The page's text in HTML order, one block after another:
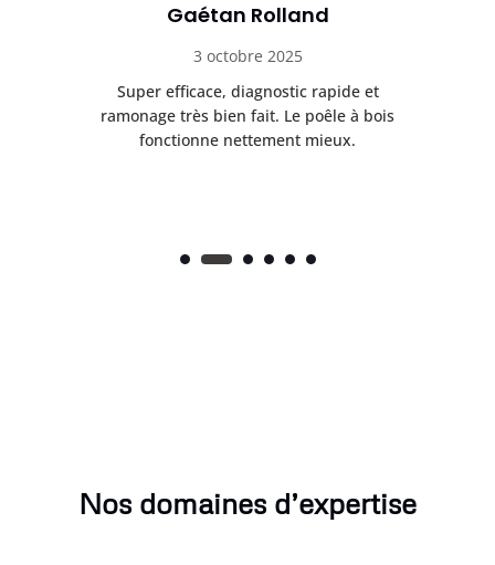
Gaétan Rolland
3 octobre 2025
Super efficace, diagnostic rapide et
ramonage très bien fait. Le poêle à bois
fonctionne nettement mieux.
Nos domaines d’expertise